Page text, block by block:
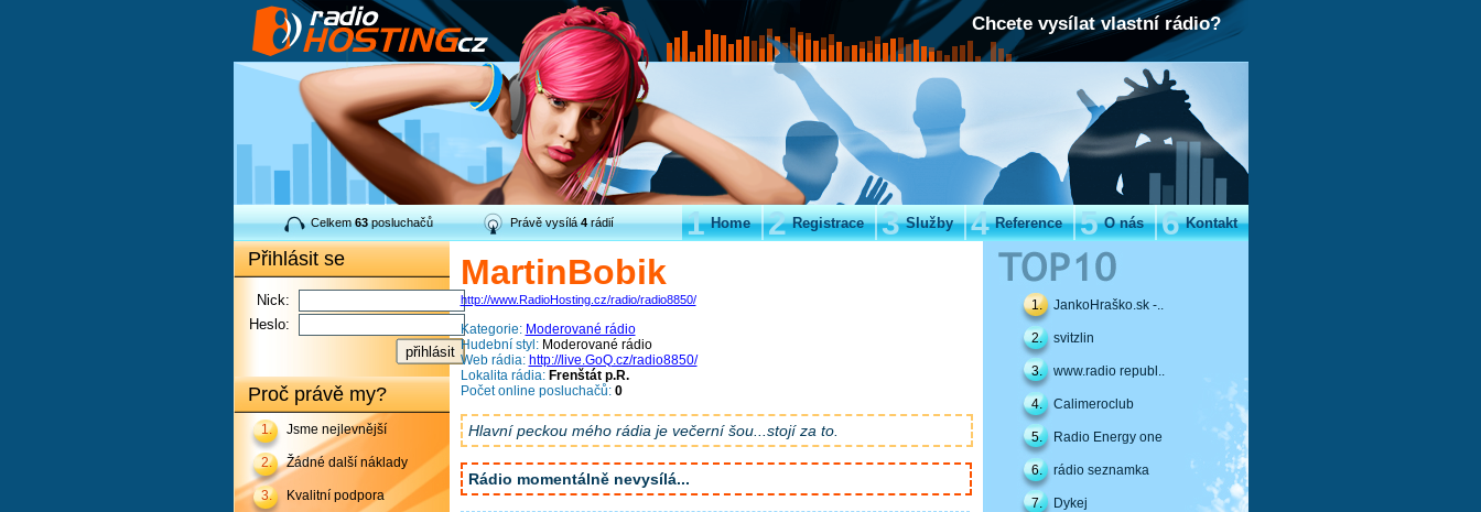
Chcete vysílat vlastní rádio?
Celkem63posluchačů Právě vysílá4rádií 6 Kontakt
5 O nás
4 Reference
3 Služby
2 Registrace
1 Home
Přihlásit se
Nick:
Heslo:
Proč právě my?
1. Jsme nejlevnější
2. Žádné další náklady
3. Kvalitní podpora
MartinBobik
http://www.RadioHosting.cz/radio/radio8850/
Kategorie: Moderované rádio
Hudební styl:Moderované rádio
Web rádia: http://live.GoQ.cz/radio8850/
Lokalita rádia: Frenštát p.R.
Počet online posluchačů: 0
Hlavní peckou mého rádia je večerní šou...stojí za to.
Rádio momentálně nevysílá...
1. JankoHraško.sk -..
2. svitzlin
3. www.radio republ..
4. Calimeroclub
5. Radio Energy one
6. rádio seznamka
7. Dykej